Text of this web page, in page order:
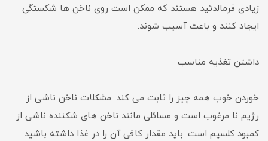
زیادی فرمالدئید هستند که ممکن است روی ناخن ها شکستگی
ایجاد کنند و باعث آسیب شوند.
داشتن تغذیه مناسب
خوردن خوب همه چیز را ثابت می کند. مشکلات ناخن ناشی از
رژیم نا مرغوب است و مسائلی مانند ناخن های شکننده ناشی از
کمبود کلسیم است. باید مقدار کافی آن را در غذا داشته باشید.